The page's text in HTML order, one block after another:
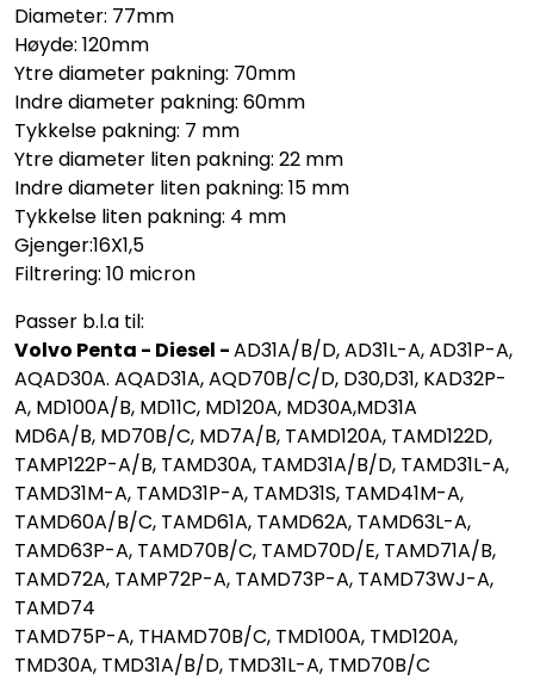
Diameter: 77mm
Høyde: 120mm
Ytre diameter pakning: 70mm
Indre diameter pakning: 60mm
Tykkelse pakning: 7 mm
Ytre diameter liten pakning: 22 mm
Indre diameter liten pakning: 15 mm
Tykkelse liten pakning: 4 mm
Gjenger:16X1,5
Filtrering: 10 micron
Passer b.l.a til:
Volvo Penta - Diesel -AD31A/B/D, AD31L-A, AD31P-A,
AQAD30A. AQAD31A, AQD70B/C/D, D30,D31, KAD32P-
A, MD100A/B, MD11C, MD120A, MD30A,MD31A
MD6A/B, MD70B/C, MD7A/B, TAMD120A, TAMD122D,
TAMP122P-A/B, TAMD30A, TAMD31A/B/D, TAMD31L-A,
TAMD31M-A, TAMD31P-A, TAMD31S, TAMD41M-A,
TAMD60A/B/C, TAMD61A, TAMD62A, TAMD63L-A,
TAMD63P-A, TAMD70B/C, TAMD70D/E, TAMD71A/B,
TAMD72A, TAMP72P-A, TAMD73P-A, TAMD73WJ-A,
TAMD74
TAMD75P-A, THAMD70B/C, TMD100A, TMD120A,
TMD30A, TMD31A/B/D, TMD31L-A, TMD70B/C